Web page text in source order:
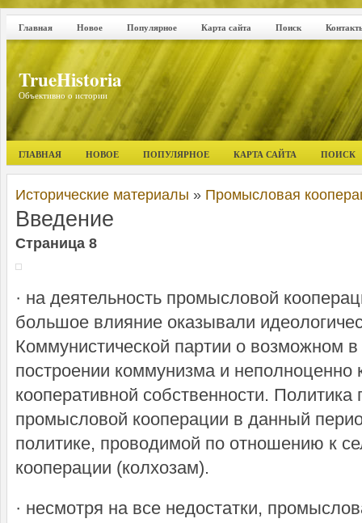
Главная Новое Популярное Карта сайта Поиск
TrueHistoria
Объективно о истории
ГЛАВНАЯ НОВОЕ ПОПУЛЯРНОЕ КАРТА САЙТА ПОИСК
Исторические материалы » Промысловая
Введение
Страница 8
· на деятельность промысловой
большое влияние оказывали
Коммунистической партии о возможном
построении коммунизма и неполноценно
кооперативной собственности. Политика
промысловой кооперации в данный
политике, проводимой по отношению к
кооперации (колхозам).
· несмотря на все недостатки,